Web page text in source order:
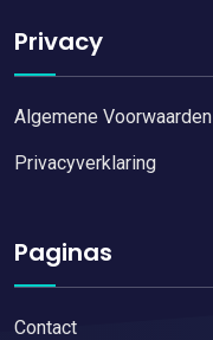
Privacy
Algemene Voorwaarden
Privacyverklaring
Paginas
Contact